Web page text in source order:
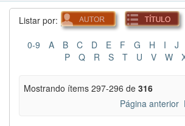
Listar por:
0-9 A B C D E F G H I J
P
Q R S T U V W
Mostrando ítems 297-296 de 316
Página anterior